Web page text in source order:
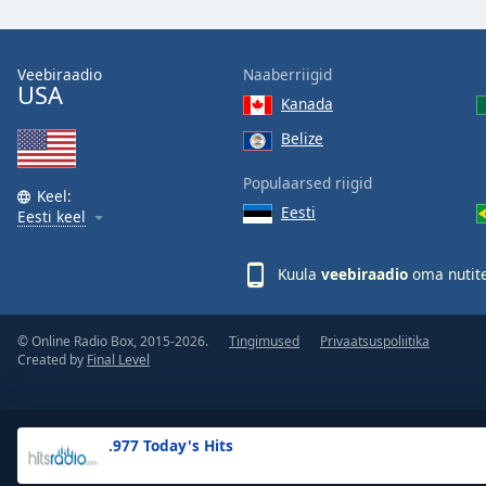
Text
Opacity
Background
.977 Today's Hits
Veebiraadio
USA
Keel:
Eesti keel
Naaberriigid
Kanada
Belize
Populaarsed riigid
Eesti
Kuula veebiraadio oma
© Online Radio Box, 2015-2026.
Created by Final Level
Tingimused Privaatsuspoliitika